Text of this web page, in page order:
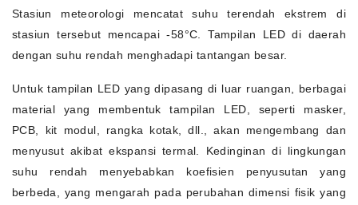
Stasiun meteorologi mencatat suhu terendah ekstrem di
stasiun tersebut mencapai -58°C. Tampilan LED di daerah
dengan suhu rendah menghadapi tantangan besar.
Untuk tampilan LED yang dipasang di luar ruangan, berbagai
material yang membentuk tampilan LED, seperti masker,
PCB, kit modul, rangka kotak, dll., akan mengembang dan
menyusut akibat ekspansi termal. Kedinginan di lingkungan
suhu rendah menyebabkan koefisien penyusutan yang
berbeda, yang mengarah pada perubahan dimensi fisik yang